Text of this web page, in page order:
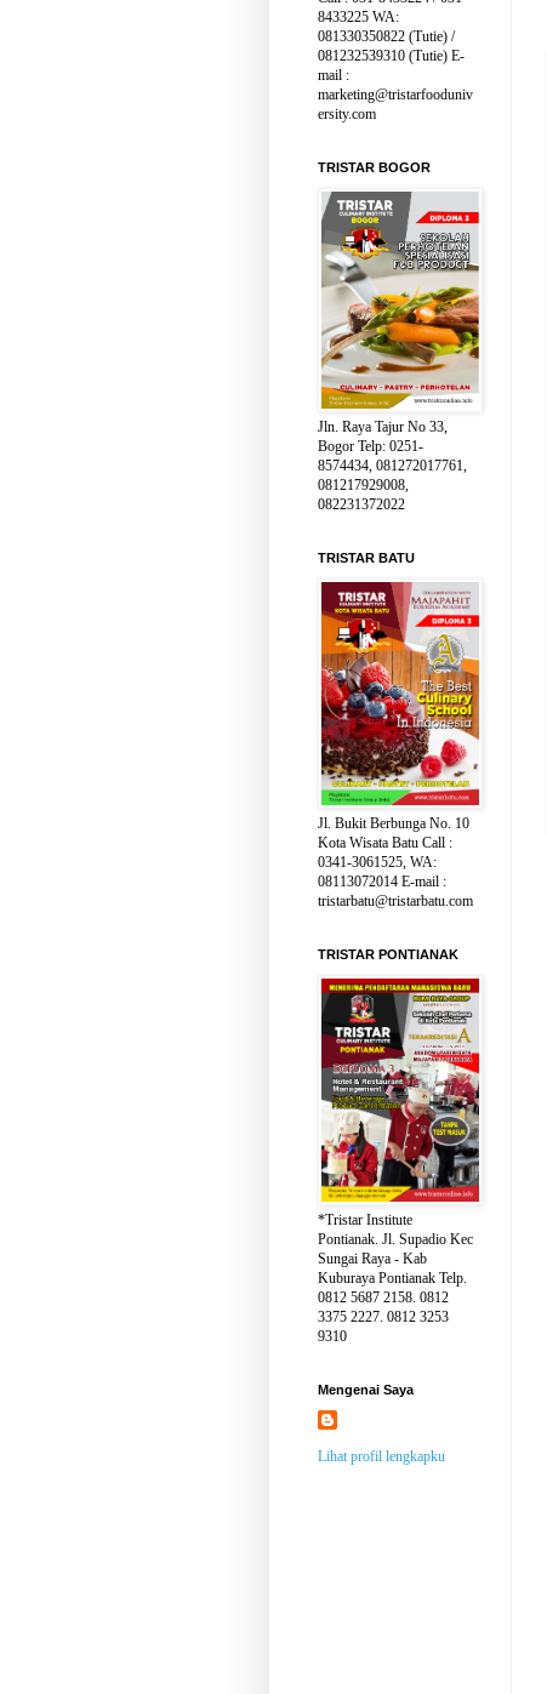
8433225 WA:
081330350822 (Tutie) /
081232539310 (Tutie) E-
mail :
marketing@tristarfooduniv
ersity.com
TRISTAR BOGOR
Jln. Raya Tajur No 33,
Bogor Telp: 0251-
8574434, 081272017761,
081217929008,
082231372022
TRISTAR BATU
Jl. Bukit Berbunga No. 10
Kota Wisata Batu Call :
0341-3061525, WA:
08113072014 E-mail :
tristarbatu@tristarbatu.com
TRISTAR PONTIANAK
*Tristar Institute
Pontianak. Jl. Supadio Kec
Sungai Raya - Kab
Kuburaya Pontianak Telp.
0812 5687 2158. 0812
3375 2227. 0812 3253
9310
Mengenai Saya
Lihat profil lengkapku